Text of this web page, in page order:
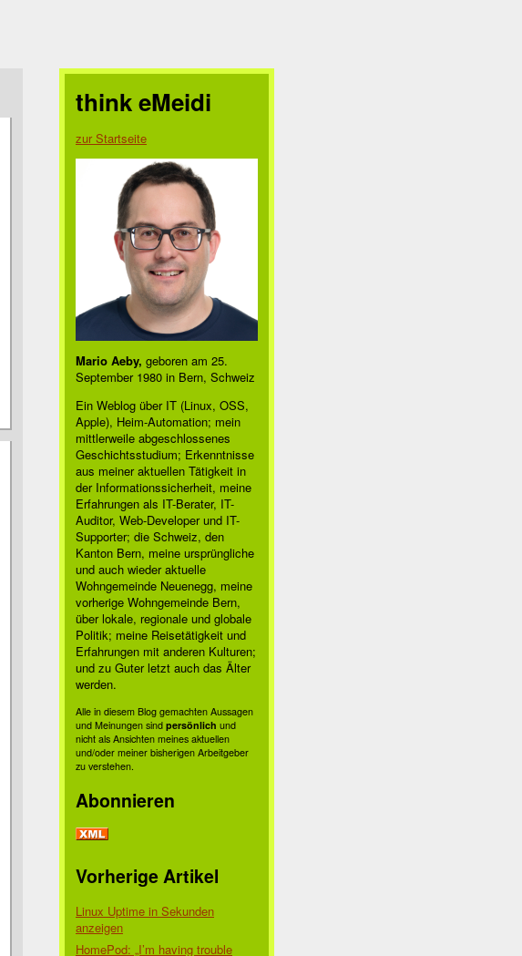
think eMeidi
zur Startseite
Mario Aeby, geboren am 25.
September 1980 in Bern, Schweiz
Ein Weblog über IT (Linux, OSS,
Apple), Heim-Automation; mein
mittlerweile abgeschlossenes
Geschichtsstudium; Erkenntnisse
aus meiner aktuellen Tätigkeit in
der Informationssicherheit, meine
Erfahrungen als IT-Berater, IT-
Auditor, Web-Developer und IT-
Supporter; die Schweiz, den
Kanton Bern, meine ursprüngliche
und auch wieder aktuelle
Wohngemeinde Neuenegg, meine
vorherige Wohngemeinde Bern,
über lokale, regionale und globale
Politik; meine Reisetätigkeit und
Erfahrungen mit anderen Kulturen;
und zu Guter letzt auch das Älter
werden.
Alle in diesem Blog gemachten Aussagen
und Meinungen sind persönlich und
nicht als Ansichten meines aktuellen
und/oder meiner bisherigen Arbeitgeber
zu verstehen.
Abonnieren
Vorherige Artikel
Linux Uptime in Sekunden
anzeigen
HomePod: „I’m having trouble